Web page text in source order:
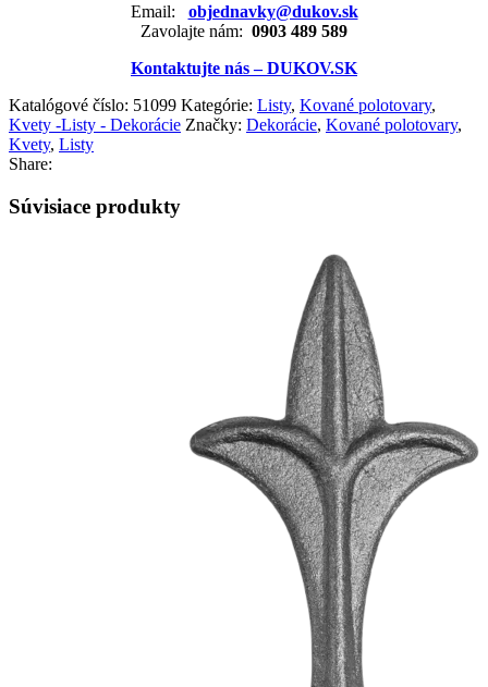
Email: objednavky@dukov.sk
Zavolajte nám: 0903 489 589
Kontaktujte nás – DUKOV.SK
Katalógové číslo: 51099 Kategórie: Listy, Kované polotovary,
Kvety -Listy - Dekorácie Značky: Dekorácie, Kované polotovary,
Kvety, Listy
Share:
Súvisiace produkty